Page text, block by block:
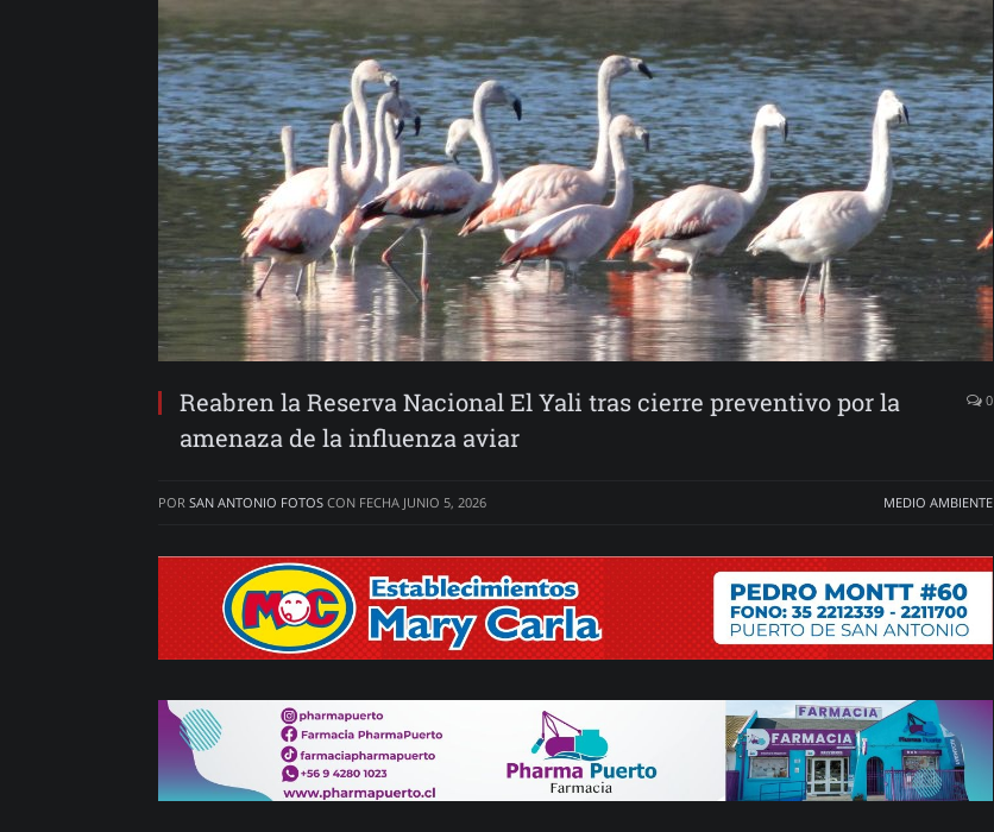
Reabren la Reserva Nacional El Yali tras cierre preventivo por la
amenaza de la influenza aviar
0
POR SAN ANTONIO FOTOS CON FECHA JUNIO 5, 2026 MEDIO AMBIENTE